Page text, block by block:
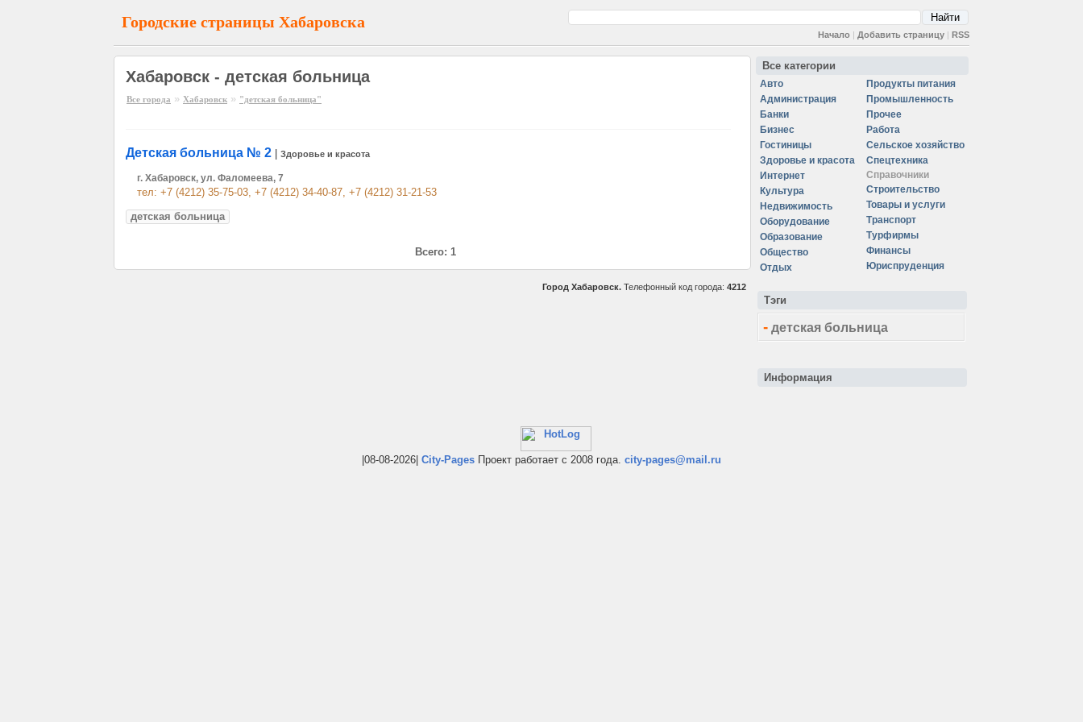
Городские страницы Хабаровска
Начало | Добавить страницу | RSS
Хабаровск - детская больница
Все города » Хабаровск » "детская больница"
Детская больница № 2 Здоровье и красота
г. Хабаровск, ул. Фаломеева, 7
тел: +7 (4212) 35-75-03, +7 (4212) 34-40-87, +7 (4212) 31-21-53
детская больница
Всего: 1
Город Хабаровск. Телефонный код города: 4212
Все категории
Авто
Администрация
Банки
Бизнес
Гостиницы
Здоровье и красота
Интернет
Культура
Недвижимость
Оборудование
Образование
Общество
Отдых
Продукты питания
Промышленность
Прочее
Работа
Сельское хозяйство
Спецтехника
Справочники
Строительство
Товары и услуги
Транспорт
Турфирмы
Финансы
Юриспруденция
Тэги
- детская больница
Информация
|08-08-2026| City-Pages Проект работает с 2008 года. city-pages@mail.ru